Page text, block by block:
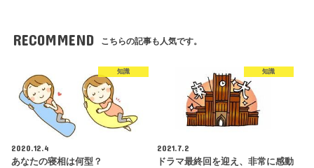
RECOMMEND こちらの記事も人気です。
知識
2020.12.4
あなたの寝相は何型？
知識
2021.7.2
ドラマ最終回を迎え、非常に感動